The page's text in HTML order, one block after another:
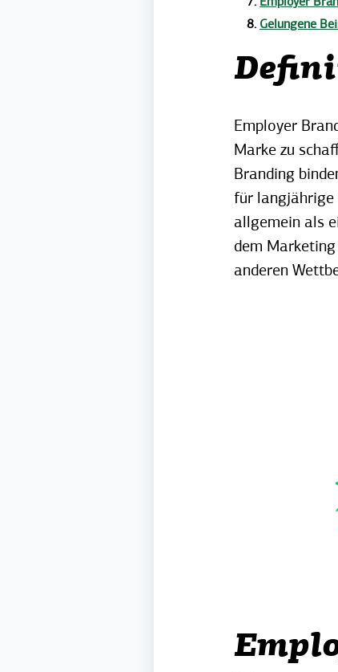
Gelungene
Employer
Marke zu
Branding
für langjährige
allgemein als
dem
anderen